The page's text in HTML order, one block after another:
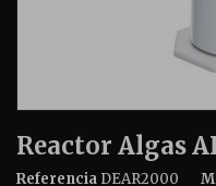
Reactor Algas
Referencia DEAR2000